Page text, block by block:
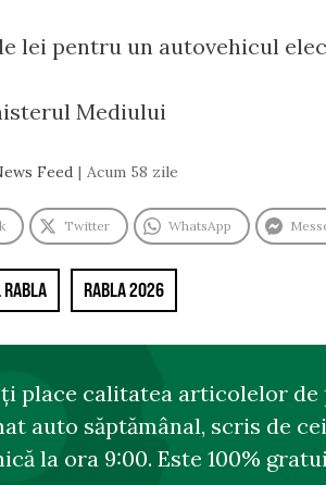
lei pentru un autovehicul
Mediului
Feed Acum 58 zile
Twitter WhatsApp
RABLA RABLA 2026
place calitatea articolelor de
auto săptămânal, scris de
la ora 9:00. Este 100%